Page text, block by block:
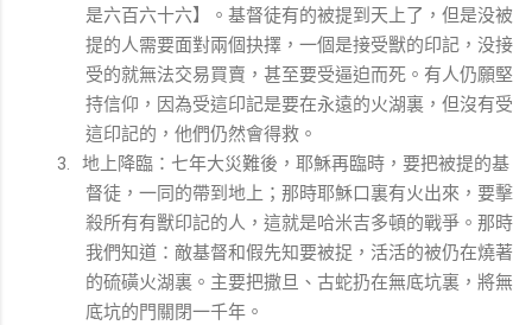
是六百六十六】。基督徒有的被提到天上了，但是没被
提的人需要面對兩個抉擇，一個是接受獸的印記，没接
受的就無法交易買賣，甚至要受逼迫而死。有人仍願堅
持信仰，因為受這印記是要在永遠的火湖裏，但沒有受
這印記的，他們仍然會得救。
3.
地上降臨：七年大災難後，耶穌再臨時，要把被提的基
督徒，一同的帶到地上；那時耶穌口裏有火出來，要擊
殺所有有獸印記的人，這就是哈米吉多頓的戰爭。那時
我們知道：敵基督和假先知要被捉，活活的被仍在燒著
的硫磺火湖裏。主要把撒旦、古蛇扔在無底坑裏，將無
底坑的門關閉一千年。